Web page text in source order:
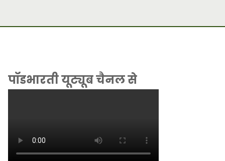
पॉडभारती यूट्यूब चैनल से